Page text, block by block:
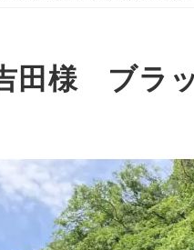
田様 ブラ